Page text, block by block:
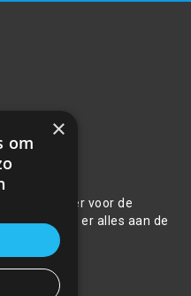
uw partner voor de
Wij doen er alles aan de
×
om